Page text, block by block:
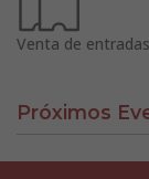
Venta de
Próximos